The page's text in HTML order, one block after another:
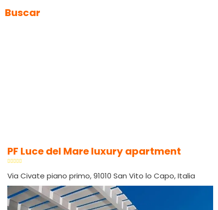
Buscar
PF Luce del Mare luxury apartment
Via Civate piano primo, 91010 San Vito lo Capo, Italia